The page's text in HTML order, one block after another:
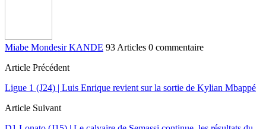
Miabe Mondesir KANDE 93 Articles 0 commentaire
Article Précédent
Ligue 1 (J24) | Luis Enrique revient sur la sortie de Kylian Mbappé
Article Suivant